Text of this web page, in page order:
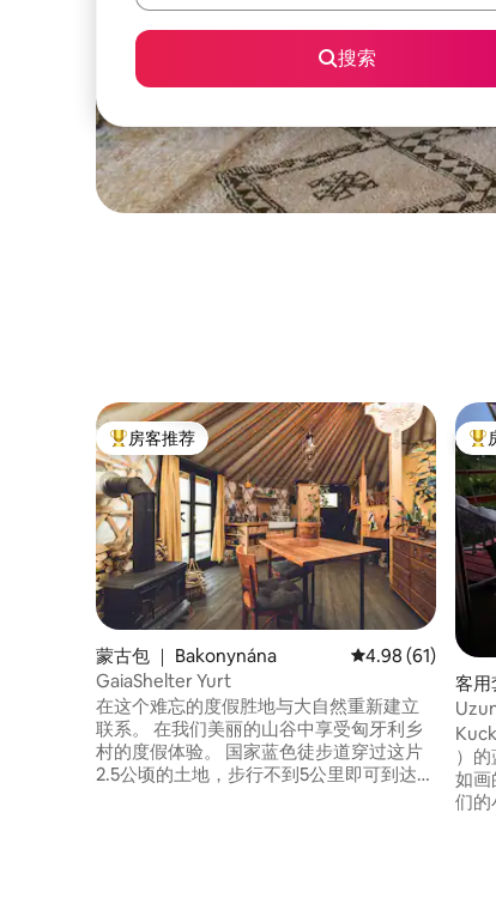
搜索
热门「房客推荐」
房客推荐
蒙古包 ｜ Bakonynána 平均评分 4.98 分
4.98 (61)
GaiaShelter Yurt
在这个难忘的度假胜地与大自然重新建立
联系。 在我们美丽的山谷中享受匈牙利乡
村的度假体验。 国家蓝色徒步道穿过这片
2.5公顷的土地，步行不到5公里即可到达加
热
客用
）
如画
们的